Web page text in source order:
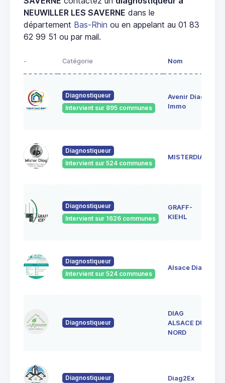
NEUWILLER LES SAVERNE dans le
département Bas-Rhin ou en appelant au 01 83
62 99 51 ou par mail.
- Catégorie Nom
Diagnostiqueur
Intervient sur 895 communes
Avenir Diag
Immo
Diagnostiqueur
Intervient sur 524 communes
MISTERDIAG
Diagnostiqueur
Intervient sur 1626 communes
GRAFF-
KIEHL
Diagnostiqueur
Intervient sur 524 communes
Alsace Diag
Diagnostiqueur
DIAG
ALSACE DU
NORD
Diagnostiqueur Diag2Ex